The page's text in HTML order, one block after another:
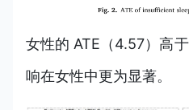
女性的 ATE（4.57）高
响在女性中更为显著。